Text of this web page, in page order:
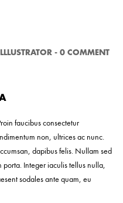
LLLUSTRATOR - 0 COMMENT
faucibus consectetur
non, ultrices ac nunc.
dapibus felis. Nullam sed
Integer iaculis tellus nulla,
sodales ante quam, eu